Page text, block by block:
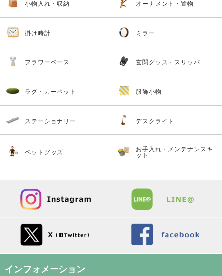
小物入れ・収納 オーナメント・置物
掛け時計 ミラー
フラワーベース 玄関グッズ・スリッパ
ラグ・カーペット 服飾小物
ステーショナリー デスクライト
ペットグッズ
お手入れ・メンテナンスキ
ット
インフォメーション